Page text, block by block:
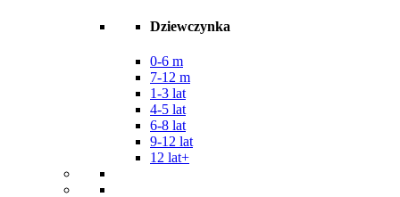
Dziewczynka
0-6 m
7-12 m
1-3 lat
4-5 lat
6-8 lat
9-12 lat
12 lat+